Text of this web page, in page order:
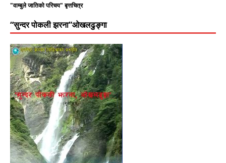
"वाम्बुले जातिको परिचय" बृत्तचित्र
“सुन्दर पोकली झरना”ओखलढुङ्गा